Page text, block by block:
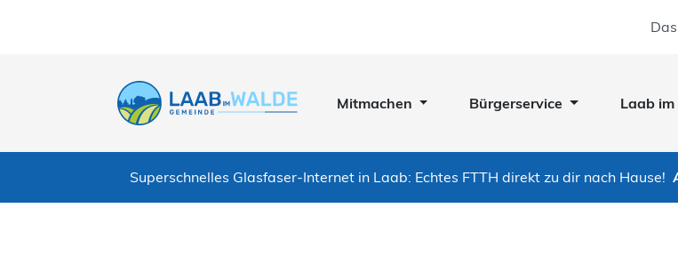
Mitmachen Bürgerservice Laab
Superschnelles Glasfaser-Internet in Laab: Echtes FTTH direkt zu dir nach Hause!